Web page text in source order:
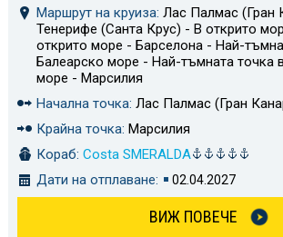
Маршрут на круиза: Лас Палмас (Гран
Тенерифе (Санта Крус) - В открито
открито море - Барселона - Най-
Балеарско море - Най-тъмната точка
море - Марсилия
Начална точка: Лас Палмас (Гран
Крайна точка: Марсилия
Кораб: Costa SMERALDA
Дати на отплаване:
02.04.2027
ВИЖ ПОВЕЧЕ